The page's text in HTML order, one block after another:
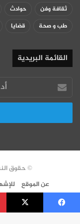
ثقافة وفن
حوادث
طب و صحة
قضايا
القائمة البريدية
أدخل
بريدك
الإلكتروني
© حقوق النشر 2026، جميع
عن الموقع
فيسبوك ‫X